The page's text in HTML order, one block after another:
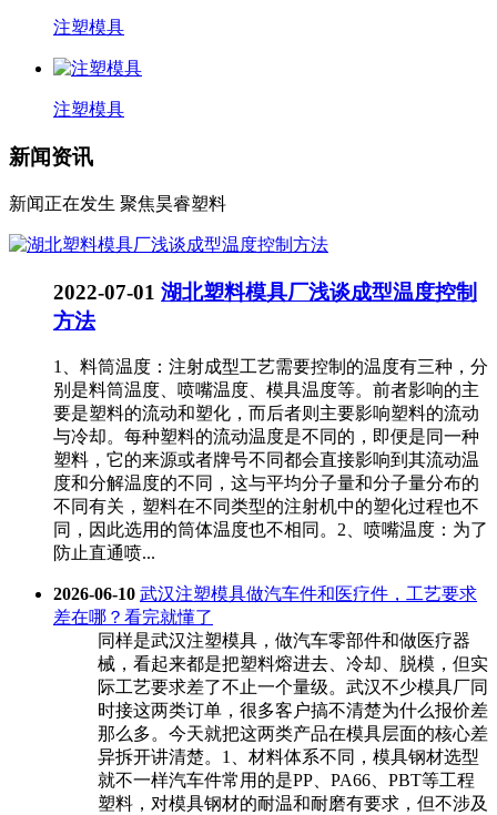
注塑模具
注塑模具
新闻资讯
新闻正在发生 聚焦昊睿塑料
2022-07-01 湖北塑料模具厂浅谈成型温度控制
方法
1、料筒温度：注射成型工艺需要控制的温度有三种，分
别是料筒温度、喷嘴温度、模具温度等。前者影响的主
要是塑料的流动和塑化，而后者则主要影响塑料的流动
与冷却。每种塑料的流动温度是不同的，即便是同一种
塑料，它的来源或者牌号不同都会直接影响到其流动温
度和分解温度的不同，这与平均分子量和分子量分布的
不同有关，塑料在不同类型的注射机中的塑化过程也不
同，因此选用的筒体温度也不相同。2、喷嘴温度：为了
防止直通喷...
2026-06-10 武汉注塑模具做汽车件和医疗件，工艺要求
差在哪？看完就懂了
同样是武汉注塑模具，做汽车零部件和做医疗器
械，看起来都是把塑料熔进去、冷却、脱模，但实
际工艺要求差了不止一个量级。武汉不少模具厂同
时接这两类订单，很多客户搞不清楚为什么报价差
那么多。今天就把这两类产品在模具层面的核心差
异拆开讲清楚。1、材料体系不同，模具钢材选型
就不一样汽车件常用的是PP、PA66、PBT等工程
塑料，对模具钢材的耐温和耐磨有要求，但不涉及